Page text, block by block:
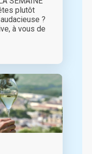
plutôt
?
à vous de